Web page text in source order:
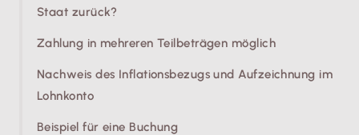
Staat zurück?
Zahlung in mehreren Teilbeträgen möglich
Nachweis des Inflationsbezugs und Aufzeichnung im
Lohnkonto
Beispiel für eine Buchung